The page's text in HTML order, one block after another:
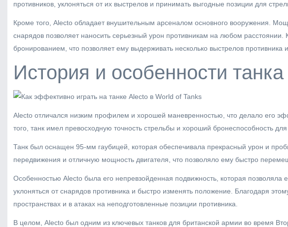
противников, уклоняться от их выстрелов и принимать выгодные позиции для
Кроме того, Alecto обладает внушительным арсеналом основного вооружения.
снарядов позволяет наносить серьезный урон противникам на любом
бронированием, что позволяет ему выдерживать несколько выстрелов противника
История и особенности
Alecto отличался низким профилем и хорошей маневренностью, что делало его
того, танк имел превосходную точность стрельбы и хороший бронеспособность для
Танк был оснащен 95-мм гаубицей, которая обеспечивала прекрасный урон и
передвижения и отличную мощность двигателя, что позволяло ему быстро
Особенностью Alecto была его непревзойденная подвижность, которая
уклоняться от снарядов противника и быстро изменять положение. Благодаря
пространствах и в атаках на неподготовленные позиции противника.
В целом, Alecto был одним из ключевых танков для британской армии во время